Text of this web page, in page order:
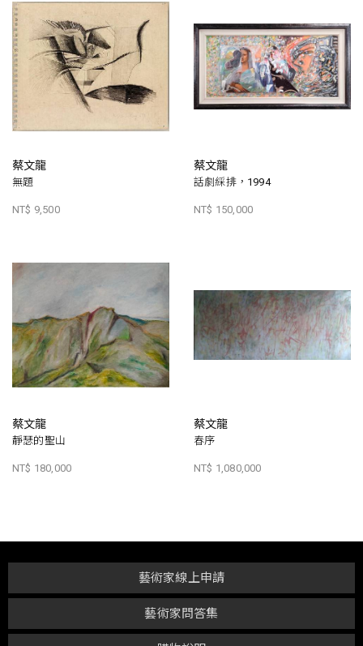
蔡文龍
無題
NT$ 9,500
蔡文龍
話劇綵排，1994
NT$ 150,000
蔡文龍
靜瑟的聖山
NT$ 180,000
蔡文龍
春序
NT$ 1,080,000
藝術家問答集
藝術家線上申請